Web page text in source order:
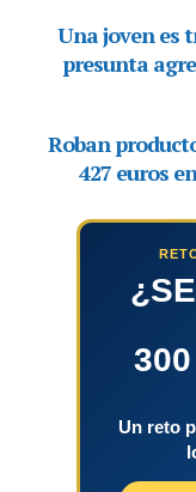
Un reto